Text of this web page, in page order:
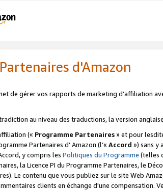
d'Amazon
de gérer vos rapports de marketing d’affiliation
au niveau des traductions, la version
(« Programme Partenaires» et pour
Partenaires d’ Amazon (l’« Accord ») sans y
y compris les Politiques du Programme (telles
la Licence PI du Programme Partenaires, le
Le contenu que vous publiez sur le site Web
clients en échange d'une compensation.